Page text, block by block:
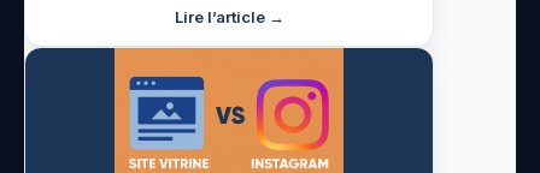
Lire l’article →